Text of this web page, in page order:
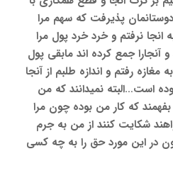
پذیرفت که سهم مرا
انجا نرفتم و خرد خرد پول مرا
آنجارا جمع کرده اند مابقی پول
رفتم و اندازه طلبم از آنجا
است…البته نمیدانند که من
بفهمند که کار من بوده چون مرا
شکایت کنند از من به جرم
در این مورد حق را به چه کسی